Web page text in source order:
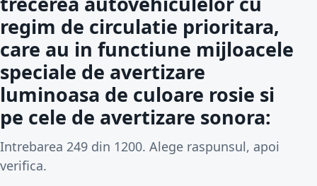
regim de circulatie prioritara,
care au in functiune mijloacele
speciale de avertizare
luminoasa de culoare rosie si
pe cele de avertizare sonora:
Intrebarea 249 din 1200. Alege raspunsul, apoi
verifica.